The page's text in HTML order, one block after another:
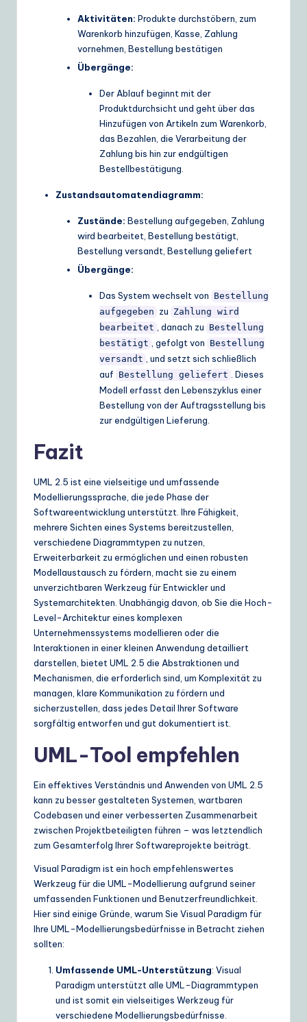
Aktivitäten: Produkte durchstöbern, zum
Warenkorb hinzufügen, Kasse, Zahlung
vornehmen, Bestellung bestätigen
Übergänge:
Der Ablauf beginnt mit der
Produktdurchsicht und geht über das
Hinzufügen von Artikeln zum Warenkorb,
das Bezahlen, die Verarbeitung der
Zahlung bis hin zur endgültigen
Bestellbestätigung.
Zustandsautomatendiagramm:
Zustände: Bestellung aufgegeben, Zahlung
wird bearbeitet, Bestellung bestätigt,
Bestellung versandt, Bestellung geliefert
Übergänge:
Das System wechselt von Bestellung
aufgegeben zu Zahlung wird
bearbeitet , danach zu Bestellung
bestätigt , gefolgt von Bestellung
versandt , und setzt sich schließlich
auf Bestellung geliefert . Dieses
Modell erfasst den Lebenszyklus einer
Bestellung von der Auftragsstellung bis
zur endgültigen Lieferung.
Fazit
UML 2.5 ist eine vielseitige und umfassende
Modellierungssprache, die jede Phase der
Softwareentwicklung unterstützt. Ihre Fähigkeit,
mehrere Sichten eines Systems bereitzustellen,
verschiedene Diagrammtypen zu nutzen,
Erweiterbarkeit zu ermöglichen und einen robusten
Modellaustausch zu fördern, macht sie zu einem
unverzichtbaren Werkzeug für Entwickler und
Systemarchitekten. Unabhängig davon, ob Sie die Hoch-
Level-Architektur eines komplexen
Unternehmenssystems modellieren oder die
Interaktionen in einer kleinen Anwendung detailliert
darstellen, bietet UML 2.5 die Abstraktionen und
Mechanismen, die erforderlich sind, um Komplexität zu
managen, klare Kommunikation zu fördern und
sicherzustellen, dass jedes Detail Ihrer Software
sorgfältig entworfen und gut dokumentiert ist.
UML-Tool empfehlen
Ein effektives Verständnis und Anwenden von UML 2.5
kann zu besser gestalteten Systemen, wartbaren
Codebasen und einer verbesserten Zusammenarbeit
zwischen Projektbeteiligten führen – was letztendlich
zum Gesamterfolg Ihrer Softwareprojekte beiträgt.
Visual Paradigm ist ein hoch empfehlenswertes
Werkzeug für die UML-Modellierung aufgrund seiner
umfassenden Funktionen und Benutzerfreundlichkeit.
Hier sind einige Gründe, warum Sie Visual Paradigm für
Ihre UML-Modellierungsbedürfnisse in Betracht ziehen
sollten:
Umfassende UML-Unterstützung: Visual
Paradigm unterstützt alle UML-Diagrammtypen
und ist somit ein vielseitiges Werkzeug für
verschiedene Modellierungsbedürfnisse.